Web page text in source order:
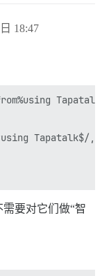
18:47
Tapatalk$/
要对它们做“智